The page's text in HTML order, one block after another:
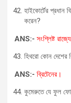
হাইকোর্টের প্রধান
করেন?
ANS:- সংশ্লিষ্ট
হিথরো কোন দেশের
ANS:- ব্রিটেনের।
কুমেরুতে যে ফুল